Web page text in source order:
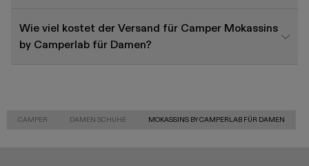
Wie viel kostet der Versand für Camper Mokassins
by Camperlab für Damen?
CAMPER DAMEN SCHUHE MOKASSINS BY CAMPERLAB FÜR DAMEN